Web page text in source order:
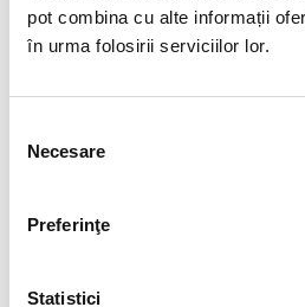
pot combina cu alte informații
în urma folosirii serviciilor lor.
consimțământului
Necesare
Preferinţe
Statistici